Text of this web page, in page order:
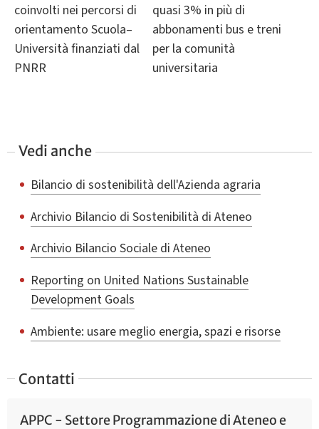
coinvolti nei percorsi di
orientamento Scuola–
Università finanziati dal
PNRR
quasi 3% in più di
abbonamenti bus e treni
per la comunità
universitaria
Vedi anche
Bilancio di sostenibilità dell'Azienda agraria
Archivio Bilancio di Sostenibilità di Ateneo
Archivio Bilancio Sociale di Ateneo
Reporting on United Nations Sustainable
Development Goals
Ambiente: usare meglio energia, spazi e risorse
Contatti
APPC - Settore Programmazione di Ateneo e